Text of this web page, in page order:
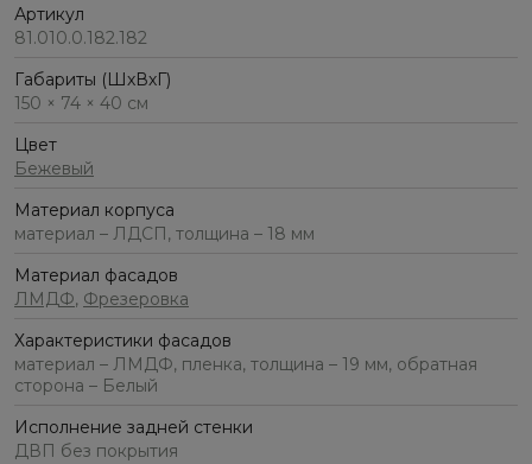
Артикул
81.010.0.182.182
Габариты (ШхВхГ)
150 × 74 × 40 см
Цвет
Бежевый
Материал корпуса
материал – ЛДСП, толщина – 18 мм
Материал фасадов
ЛМДФ, Фрезеровка
Характеристики фасадов
материал – ЛМДФ, пленка, толщина – 19 мм, обратная
сторона – Белый
Исполнение задней стенки
ДВП без покрытия